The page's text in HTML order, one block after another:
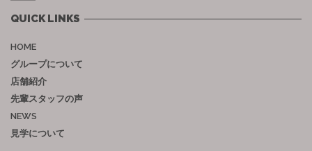
QUICK LINKS
HOME
グループについて
店舗紹介
先輩スタッフの声
NEWS
見学について